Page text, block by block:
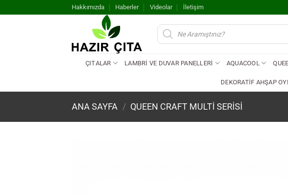
atla
Hakkımızda Haberler Videolar İletişim
Products
search
ÇITALAR LAMBRİ VE DUVAR PANELLERİ AQUACOOL
DEKORATİF AHŞAP
ANA SAYFA / QUEEN CRAFT MULTI SERISI